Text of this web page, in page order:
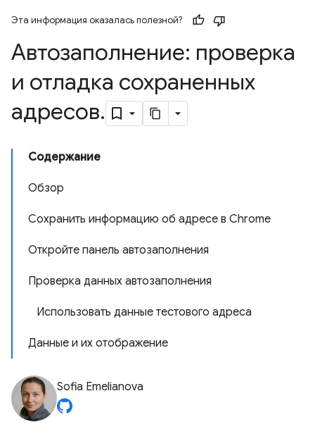
Эта информация оказалась полезной?
Автозаполнение: проверка
и отладка сохраненных
адресов.
Содержание
Обзор
Сохранить информацию об адресе в Chrome
Откройте панель автозаполнения
Проверка данных автозаполнения
Использовать данные тестового адреса
Данные и их отображение
Sofia Emelianova